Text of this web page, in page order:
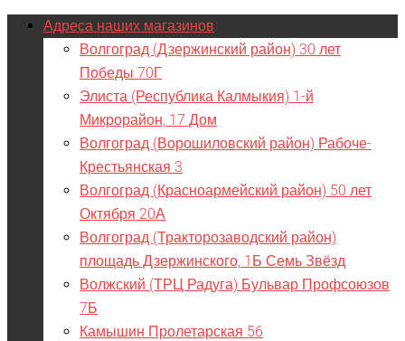
Адреса наших магазинов
Волгоград (Дзержинский район) 30 лет
Победы 70Г
Элиста (Республика Калмыкия) 1-й
Микрорайон, 17 Дом
Волгоград (Ворошиловский район) Рабоче-
Крестьянская 3
Волгоград (Красноармейский район) 50 лет
Октября 20А
Волгоград (Тракторозаводский район)
площадь Дзержинского, 1Б Семь Звёзд
Волжский (ТРЦ Радуга) Бульвар Профсоюзов
7Б
Камышин Пролетарская 56